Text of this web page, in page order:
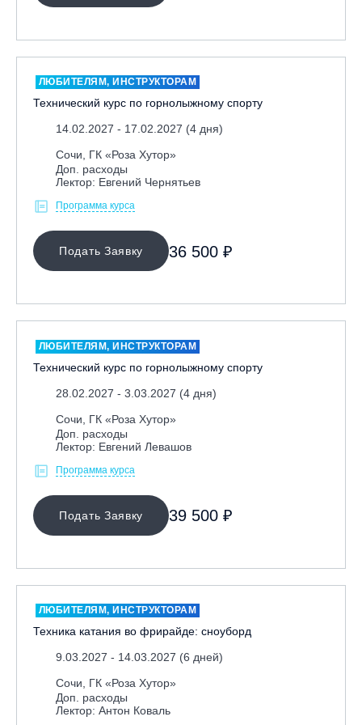
Москва, СЭК «Лата Трэк»
Московская обл., ВГК «Лисья Гора»
Московская обл., ГЛК «Красная Горка»
Московская обл., п. Чулково, ГК «Гая Северина»
Московская обл., Сергиев Посад, вейк парк Boardberry
Нижегородская обл., СК «Хабарское»
Новосибирск, ГЛК «Горский»
Пермский край., ГЛЦ «Губаха»
Республика Башкортостан, ГЛЦ "Банное"
«Абзаково»
Самара, ГЛК «СОК»
Санкт-Петербург, Всесезонный курорт «Игора»
Санкт-Петербург, Скейт-парк под мостом Бетанкура
Сочи, ГК «Красная Поляна»
Сочи, ГК «Роза Хутор»
Узбекистан, ГКЛЦ «Amirsoy»
Челябинская обл., Миасс, Вейк-клуб «Мастер»
Чусовой, ГК «Такман»
Южно-Сахалинск, СТК «Горный воздух»
Ярославль, СП «Изгиб»
ЛЮБИТЕЛЯМ, ИНСТРУКТОРАМ
Технический курс по горнолыжному спорту
14.02.2027 - 17.02.2027 (4 дня)
Сочи, ГК «Роза Хутор»
Доп. расходы
Лектор: Евгений Чернятьев
Программа курса
Подать Заявку 36 500 ₽
ЛЮБИТЕЛЯМ, ИНСТРУКТОРАМ
Технический курс по горнолыжному спорту
28.02.2027 - 3.03.2027 (4 дня)
Сочи, ГК «Роза Хутор»
Доп. расходы
Лектор: Евгений Левашов
Программа курса
Подать Заявку 39 500 ₽
ЛЮБИТЕЛЯМ, ИНСТРУКТОРАМ
Техника катания во фрирайде: сноуборд
9.03.2027 - 14.03.2027 (6 дней)
Сочи, ГК «Роза Хутор»
Доп. расходы
Лектор: Антон Коваль